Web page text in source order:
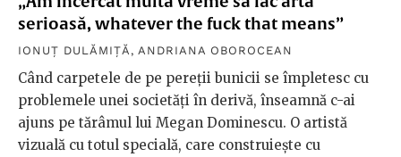
serioasă, whatever the fuck that means”
IONUȚ DULĂMIȚĂ , ANDRIANA OBOROCEAN
Când carpetele de pe pereţii bunicii se împletesc cu
problemele unei societăţi în derivă, înseamnă c-ai
ajuns pe tărâmul lui Megan Dominescu. O artistă
vizuală cu totul specială, care construieşte cu